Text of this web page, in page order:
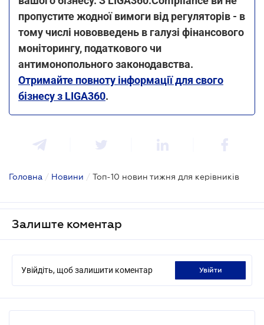
пропустите жодної вимоги від регуляторів - в
тому числі нововведень в галузі фінансового
моніторингу, податкового чи
антимонопольного законодавства.
Отримайте повноту інформації для свого
бізнесу з LIGA360.
Головна / Новини / Топ-10 новин тижня для керівників
Залиште коментар
Увійдіть, щоб залишити коментар увійти